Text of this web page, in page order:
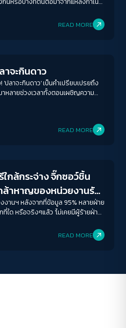
READ MORE
จะกินดาว
ลาจะกินดาว' เป็นคำเปรียบเปรยถึง
หลายช่วงเวลาทั้งตอนเผชิญความ
READ MORE
กล้กระจ่าง จิ๊กซอว์ชิ้น
าหาญของหน่วยงานรัฐ
งานฯ หลังจากที่ข้อมูล 95% หลายฝ่าย
ใด หรือจริงๆแล้ว 'ไม่เคยมีผู้ร้ายฝ่าย
READ MORE
ม
มาก มากที่สุด
Deutan Tritan